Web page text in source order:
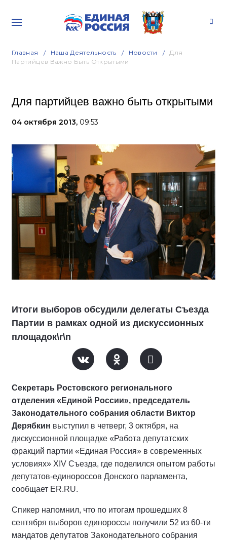
Главная Наша Деятельность Новости
Для
Партийцев Важно Быть Открытыми
Для партийцев важно быть открытыми
04 октября 2013, 09:53
Итоги выборов обсудили делегаты Съезда
Партии в рамках одной из дискуссионных
площадок\r\n
Секретарь Ростовского регионального
отделения «Единой России», председатель
Законодательного собрания области Виктор
Дерябкин выступил в четверг, 3 октября, на
дискуссионной площадке «Работа депутатских
фракций партии «Единая Россия» в современных
условиях» XIV Съезда, где поделился опытом работы
депутатов-единороссов Донского парламента,
сообщает ER.RU.
Спикер напомнил, что по итогам прошедших 8
сентября выборов единороссы получили 52 из 60-ти
мандатов депутатов Законодательного собрания